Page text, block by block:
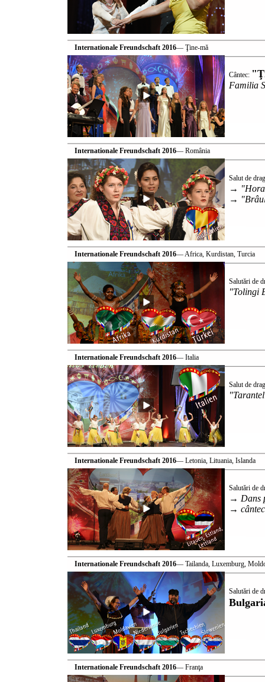
Internationale Freundschaft 2016— Ţine-mă
Cântec:
Familia
Internationale Freundschaft 2016— România
Salut de
→ "Hora
→ "Brâul
Internationale Freundschaft 2016— Africa, Kurdistan, Turcia
Salutări de
"Tolingi
Internationale Freundschaft 2016— Italia
Salut de
Internationale Freundschaft 2016— Letonia, Lituania, Islanda
Salutări de
→ Dans
→
Internationale Freundschaft 2016— Tailanda, Luxemburg,
Salutări de
Internationale Freundschaft 2016— Franţa